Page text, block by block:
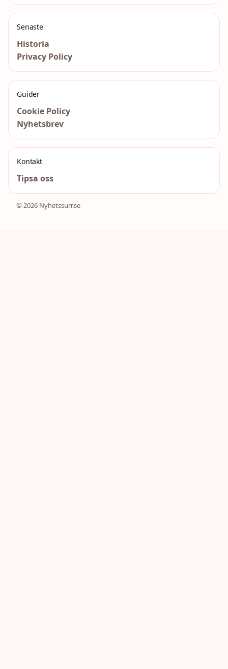
Senaste
Historia
Privacy Policy
Guider
Cookie Policy
Nyhetsbrev
Kontakt
Tipsa oss
© 2026 Nyhetssurr.se